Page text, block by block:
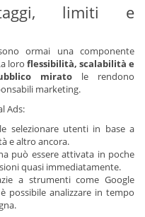
limiti e
ormai una componente
loro flessibilità, scalabilità e
mirato le rendono
marketing.
Ads:
selezionare utenti in base a
e altro ancora.
può essere attivata in poche
quasi immediatamente.
a strumenti come Google
possibile analizzare in tempo